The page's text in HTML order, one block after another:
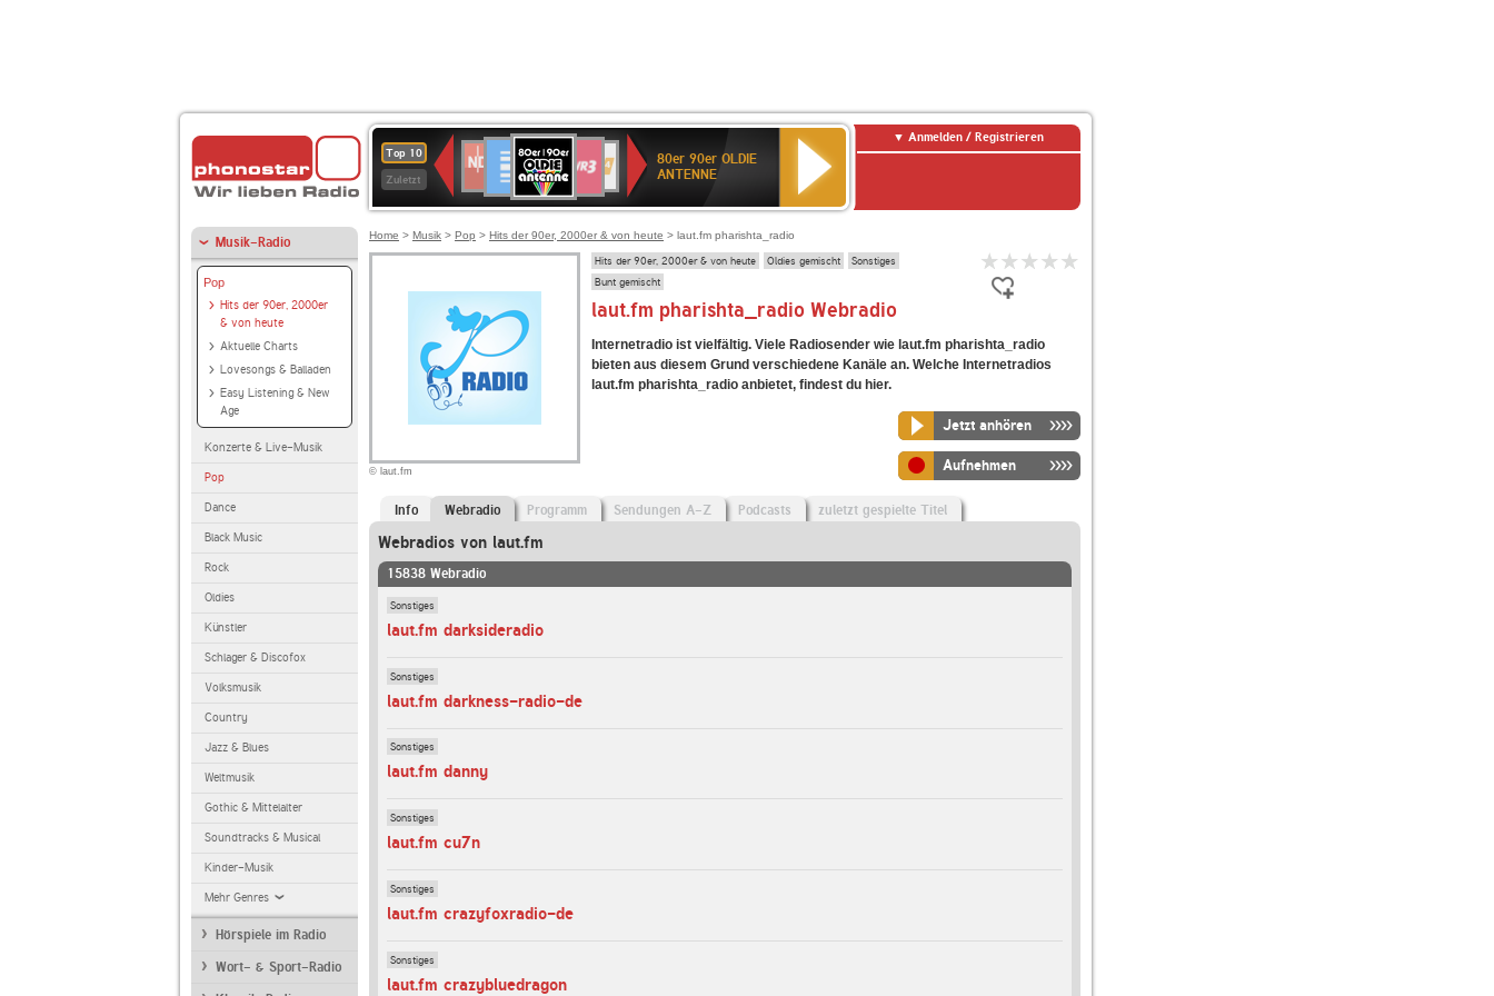
Top 10
Zuletzt
Deutschlandfunk
80er
90er
OLDIE
ANTENNE
SWR3
SWR
Kultur
NDR
2
80er 90er OLDIE
ANTENNE
Anmelden / Registrieren
Musik-Radio
Pop
Hits der 90er, 2000er
& von heute
Aktuelle Charts
Lovesongs & Balladen
Easy Listening & New
Age
Konzerte & Live-Musik
Pop
Dance
Black Music
Rock
Oldies
Künstler
Schlager & Discofox
Volksmusik
Country
Jazz & Blues
Weltmusik
Gothic & Mittelalter
Soundtracks & Musical
Kinder-Musik
Mehr Genres
Hörspiele im Radio
Wort- & Sport-Radio
Home > Musik > Pop > Hits der 90er, 2000er & von heute > laut.fm pharishta_radio
© laut.fm
Hits der 90er, 2000er & von heute Oldies gemischt
Sonstiges
Bunt gemischt
laut.fm pharishta_radio Webradio
Internetradio ist vielfältig. Viele Radiosender wie laut.fm pharishta_radio
bieten aus diesem Grund verschiedene Kanäle an. Welche Internetradios
laut.fm pharishta_radio anbietet, findest du hier.
Jetzt anhören
Aufnehmen
Info Webradio Programm Sendungen A-Z Podcasts zuletzt gespielte Titel
Webradios von laut.fm
15838 Webradio
Sonstiges
laut.fm darksideradio
Sonstiges
laut.fm darkness-radio-de
Sonstiges
laut.fm danny
Sonstiges
laut.fm cu7n
Sonstiges
laut.fm crazyfoxradio-de
Sonstiges
laut.fm crazybluedragon